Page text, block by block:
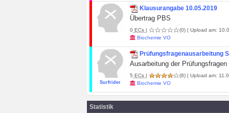
Klausurangabe 10.05.2019
Übertrag PBS
0 ECs | (0) | Upload am:
Biochemie VO
Surfrider
Prüfungsfragenausarbeitung
Ausarbeitung der
5 ECs | (8) | Upload am:
Biochemie VO
Statistik